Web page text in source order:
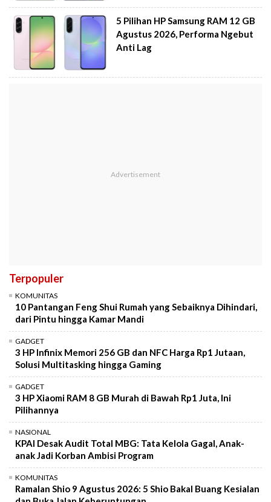
5 Pilihan HP Samsung RAM 12 GB
Agustus 2026, Performa Ngebut
Anti Lag
Terpopuler
KOMUNITAS
10 Pantangan Feng Shui Rumah yang Sebaiknya Dihindari,
dari Pintu hingga Kamar Mandi
GADGET
3 HP Infinix Memori 256 GB dan NFC Harga Rp1 Jutaan,
Solusi Multitasking hingga Gaming
GADGET
3 HP Xiaomi RAM 8 GB Murah di Bawah Rp1 Juta, Ini
Pilihannya
NASIONAL
KPAI Desak Audit Total MBG: Tata Kelola Gagal, Anak-
anak Jadi Korban Ambisi Program
KOMUNITAS
Ramalan Shio 9 Agustus 2026: 5 Shio Bakal Buang Kesialan